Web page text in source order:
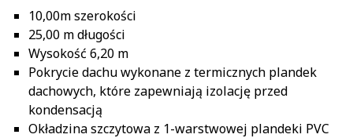
10,00m szerokości
25,00 m długości
Wysokość 6,20 m
Pokrycie dachu wykonane z termicznych plandek
dachowych, które zapewniają izolację przed
kondensacją
Okładzina szczytowa z 1-warstwowej plandeki PVC